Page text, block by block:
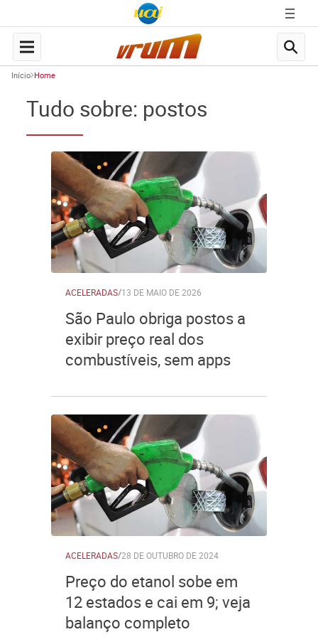
Início Home
Tudo sobre: postos
ACELERADAS/13 DE MAIO DE 2026
São Paulo obriga postos a
exibir preço real dos
combustíveis, sem apps
ACELERADAS/28 DE OUTUBRO DE 2024
Preço do etanol sobe em
12 estados e cai em 9; veja
balanço completo